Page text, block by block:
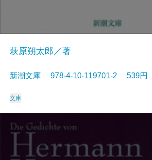
萩原朔太郎／著
新潮文庫 978-4-10-119701-2 539円
文庫